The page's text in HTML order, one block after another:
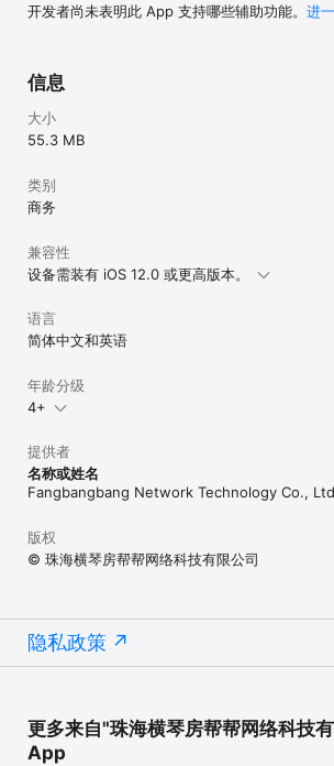
开发者尚未表明此 App 支持哪些辅助功能。 进
信息
大小
55.3 MB
类别
商务
兼容性
设备需装有 iOS 12.0 或更高版本。
语言
简体中文和英语
年龄分级
4+
提供者
名称或姓名
Fangbangbang Network Technology Co., Ltd
版权
© 珠海横琴房帮帮网络科技有限公司
隐私政策
更多来自"珠海横琴房帮帮网络科技
App